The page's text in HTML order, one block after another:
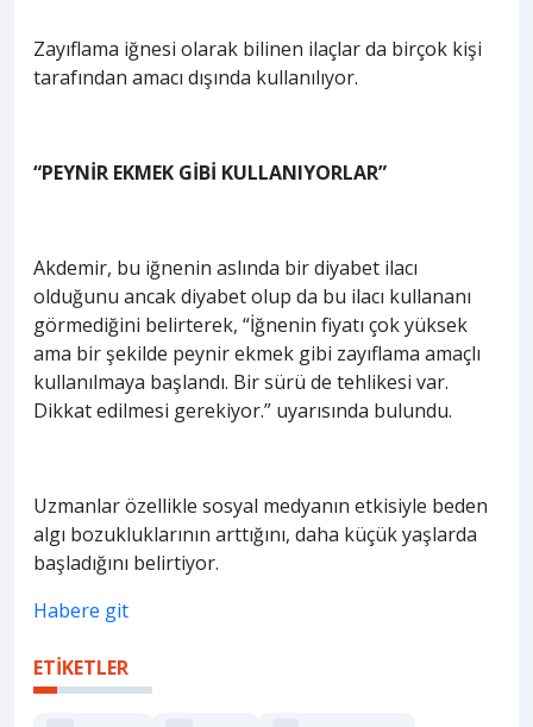
Zayıflama iğnesi olarak bilinen ilaçlar da birçok kişi
tarafından amacı dışında kullanılıyor.
“PEYNİR EKMEK GİBİ KULLANIYORLAR”
Akdemir, bu iğnenin aslında bir diyabet ilacı
olduğunu ancak diyabet olup da bu ilacı kullananı
görmediğini belirterek, “İğnenin fiyatı çok yüksek
ama bir şekilde peynir ekmek gibi zayıflama amaçlı
kullanılmaya başlandı. Bir sürü de tehlikesi var.
Dikkat edilmesi gerekiyor.” uyarısında bulundu.
Uzmanlar özellikle sosyal medyanın etkisiyle beden
algı bozukluklarının arttığını, daha küçük yaşlarda
başladığını belirtiyor.
Habere git
ETİKETLER